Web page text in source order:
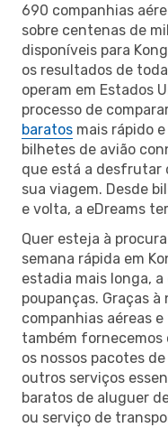
690 companhias
sobre centenas de
disponíveis para
os resultados de
operam em Estados
processo de
baratos mais rápido
bilhetes de avião
que está a desfrutar
sua viagem. Desde
e volta, a eDreams
Quer esteja à
semana rápida em
estadia mais longa,
poupanças. Graças
companhias aéreas
também
os nossos pacotes
outros serviços
baratos de aluguer
ou serviço de